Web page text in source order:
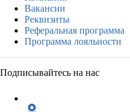
Вакансии
Реквизиты
Реферальная программа
Программа лояльности
Подписывайтесь на нас